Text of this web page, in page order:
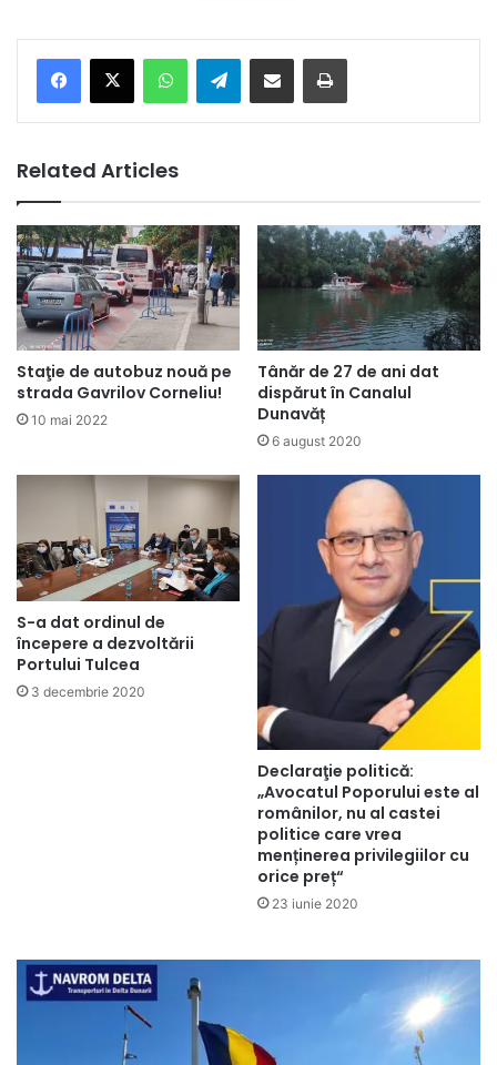
Telegram
Related Articles
Staţie de autobuz nouă pe
strada Gavrilov Corneliu!
10 mai 2022
Tânăr de 27 de ani dat
dispărut în Canalul
Dunavăț
6 august 2020
S-a dat ordinul de
începere a dezvoltării
Portului Tulcea
3 decembrie 2020
Declaraţie politică:
„Avocatul Poporului este al
românilor, nu al castei
politice care vrea
menținerea privilegiilor cu
orice preț“
23 iunie 2020